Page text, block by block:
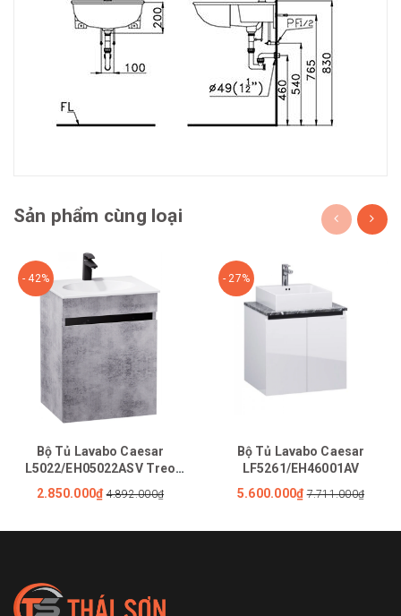
Sản phẩm cùng loại
- 42%
Bộ Tủ Lavabo Caesar
L5022/EH05022ASV Treo
Tường
2.850.000₫ 4.892.000₫
- 27%
Bộ Tủ Lavabo Caesar
LF5261/EH46001AV
5.600.000₫ 7.711.000₫